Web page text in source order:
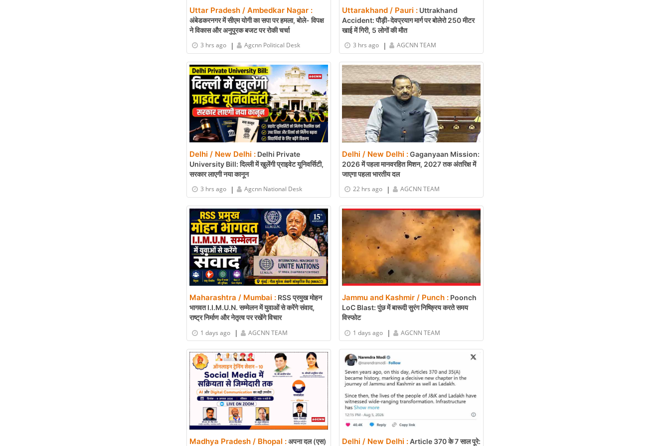
Uttar Pradesh / Ambedkar Nagar :
अंबेडकरनगर में सीएम योगी का सपा पर हमला, बोले- विपक्ष
ने विकास और अनुपूरक बजट पर रोकी चर्चा
3 hrs ago
| Agcnn Political Desk
Uttarakhand / Pauri : Uttrakhand
Accident: पौड़ी-देवप्रयाग मार्ग पर बोलेरो 250 मीटर
खाई में गिरी, 5 लोगों की मौत
3 hrs ago
| AGCNN TEAM
Delhi / New Delhi : Delhi Private
University Bill: दिल्ली में खुलेंगी प्राइवेट यूनिवर्सिटी,
सरकार लाएगी नया कानून
3 hrs ago
| Agcnn National Desk
Delhi / New Delhi :Gaganyaan Mission:
2026 में पहला मानवरहित मिशन, 2027 तक अंतरिक्ष में
जाएगा पहला भारतीय दल
22 hrs ago
| AGCNN TEAM
Maharashtra / Mumbai : RSS प्रमुख मोहन
भागवत I.I.M.U.N. सम्मेलन में युवाओं से करेंगे संवाद,
राष्ट्र निर्माण और नेतृत्व पर रखेंगे विचार
1 days ago
| AGCNN TEAM
Jammu and Kashmir / Punch : Poonch
LoC Blast: पुंछ में बारूदी सुरंग निष्क्रिय करते समय
विस्फोट
1 days ago
| AGCNN TEAM
Madhya Pradesh / Bhopal :अपना दल (एस) Delhi / New Delhi :Article 370 के 7 साल पूरे: